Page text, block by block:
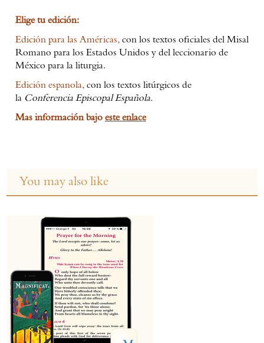
Elige tu edición:
Edición para las Américas, con los textos oficiales del Misal
Romano para los Estados Unidos y del leccionario de
México para la liturgia.
Edición espanola, con los textos litúrgicos de
la Conferencia Episcopal Española.
Mas información bajo este enlace
You may also like